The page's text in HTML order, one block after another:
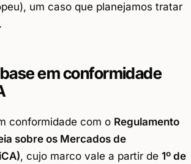
um caso que planejamos tratar
em conformidade
conformidade com o Regulamento
sobre os Mercados de
, cujo marco vale a partir de 1º de